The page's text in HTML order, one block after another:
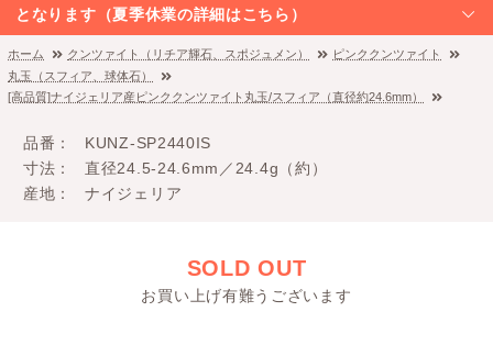
となります（夏季休業の詳細はこちら）
ホーム クンツァイト（リチア輝石、スポジュメン）
ピンククンツァイト
丸玉（スフィア、球体石）
[高品質]ナイジェリア産ピンククンツァイト丸玉/スフィア（直径約24.6mm）
品番
KUNZ-SP2440IS
寸法
直径24.5-24.6mm／24.4g（約）
産地
ナイジェリア
SOLD OUT
お買い上げ有難うございます